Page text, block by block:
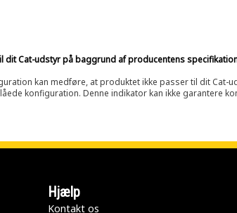
dit Cat-udstyr på baggrund af producentens
kan medføre, at produktet ikke passer til dit Cat-
konfiguration. Denne indikator kan ikke garantere
Hjælp
Kontakt os